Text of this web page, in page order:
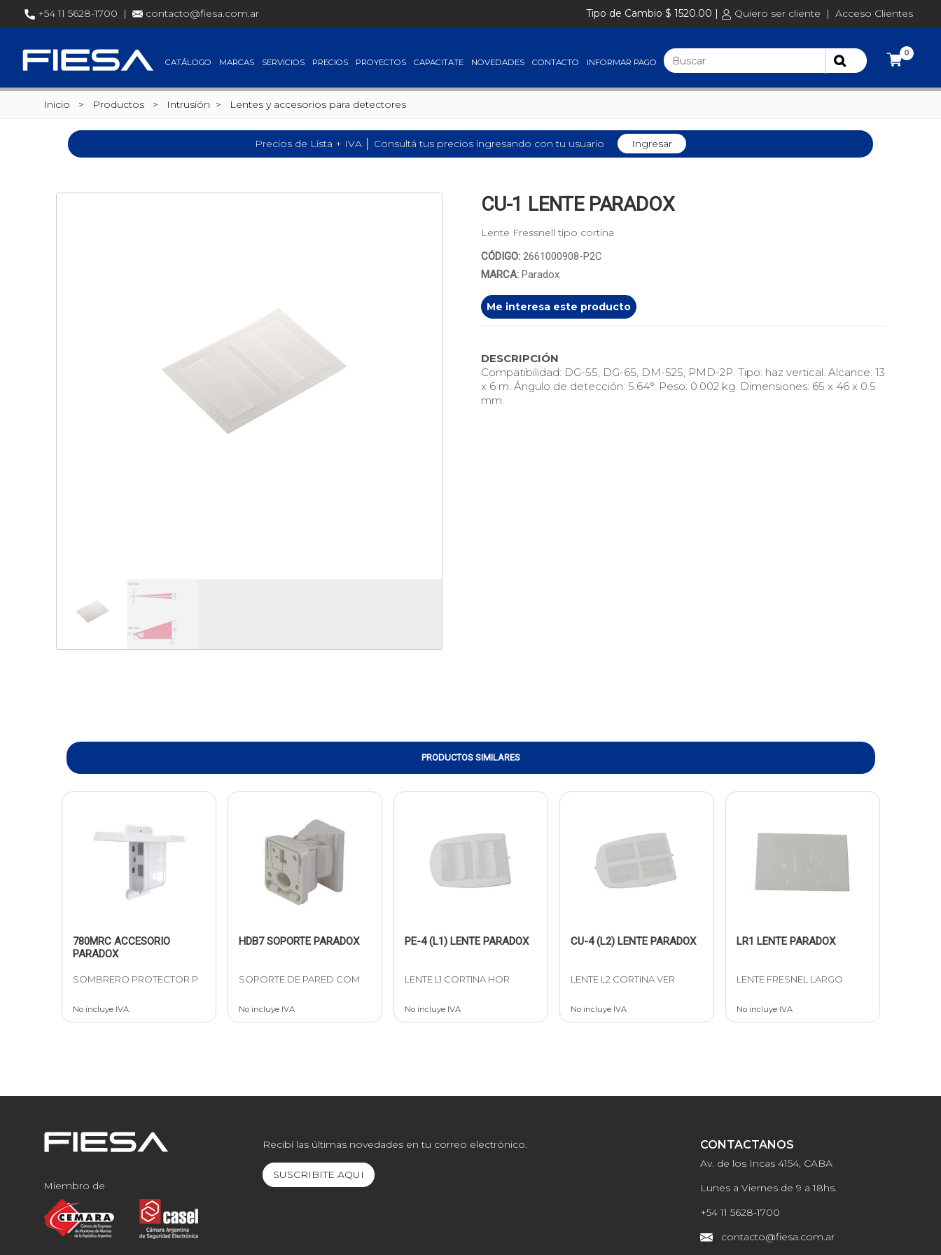
+54 11 5628-1700 | contacto@fiesa.com.ar Tipo de Cambio $ 1520.00 | Quiero ser cliente | Acceso Clientes
0
CATÁLOGO MARCAS SERVICIOS PRECIOS PROYECTOS CAPACITATE NOVEDADES CONTACTO INFORMAR PAGO
Inicio > Productos > Intrusión > Lentes y accesorios para detectores
Precios de Lista + IVA │ Consultá tus precios ingresando con tu usuario Ingresar
CU-1 LENTE PARADOX
Lente Fressnell tipo cortina
CÓDIGO: 2661000908-P2C
MARCA: Paradox
Me interesa este producto
DESCRIPCIÓN
Compatibilidad: DG-55, DG-65, DM-525, PMD-2P. Tipo: haz vertical. Alcance: 13
x 6 m. Ángulo de detección: 5.64°. Peso: 0.002 kg. Dimensiones: 65 x 46 x 0.5
mm.
PRODUCTOS SIMILARES
780MRC ACCESORIO
PARADOX
SOMBRERO PROTECTOR P
No incluye IVA
HDB7 SOPORTE PARADOX
SOPORTE DE PARED COM
No incluye IVA
PE-4 (L1) LENTE PARADOX
LENTE L1 CORTINA HOR
No incluye IVA
CU-4 (L2) LENTE PARADOX
LENTE L2 CORTINA VER
No incluye IVA
LR1 LENTE PARADOX
LENTE FRESNEL LARGO
No incluye IVA
Miembro de
Recibí las últimas novedades en tu correo electrónico.
SUSCRIBITE AQUI
CONTACTANOS
Av. de los Incas 4154, CABA
Lunes a Viernes de 9 a 18hs.
+54 11 5628-1700
contacto@fiesa.com.ar